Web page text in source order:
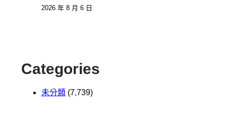
2026 年 8 月 6 日
Categories
未分類 (7,739)